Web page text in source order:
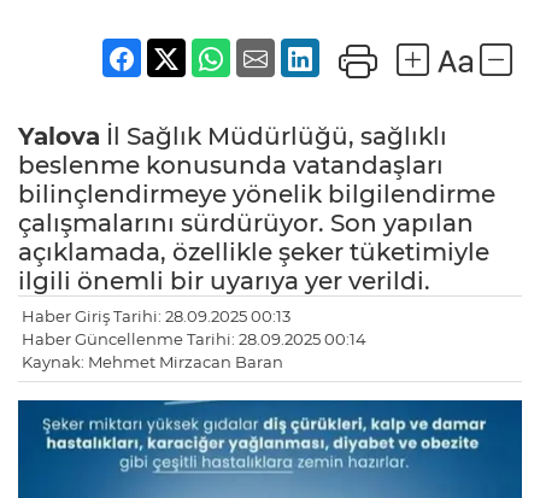
Yalova İl Sağlık Müdürlüğü, sağlıklı
beslenme konusunda vatandaşları
bilinçlendirmeye yönelik bilgilendirme
çalışmalarını sürdürüyor. Son yapılan
açıklamada, özellikle şeker tüketimiyle
ilgili önemli bir uyarıya yer verildi.
Haber Giriş Tarihi: 28.09.2025 00:13
Haber Güncellenme Tarihi: 28.09.2025 00:14
Kaynak: Mehmet Mirzacan Baran